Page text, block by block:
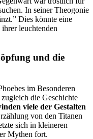
In seiner Theogonie
Dies könnte eine
leuchtenden
und die
im Besonderen
die Geschichte
viele der Gestalten
von den Titanen
sich in kleineren
Mythen fort.